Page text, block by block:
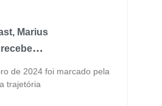
Marius
de 2024 foi marcado pela
trajetória